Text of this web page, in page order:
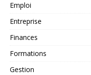
Emploi
Entreprise
Finances
Formations
Gestion